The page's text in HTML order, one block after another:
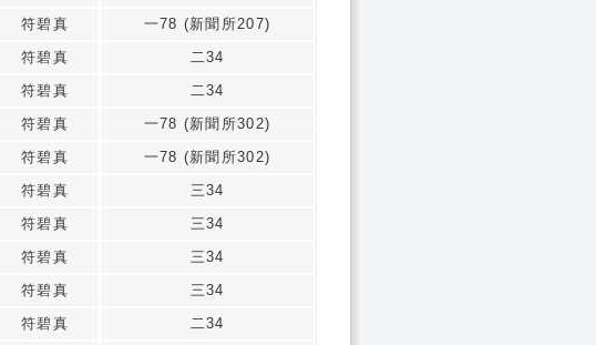
符碧真
一78 (新聞所207)
符碧真
二34
符碧真
二34
符碧真
一78 (新聞所302)
符碧真
一78 (新聞所302)
符碧真
三34
符碧真
三34
符碧真
三34
符碧真
三34
符碧真
二34